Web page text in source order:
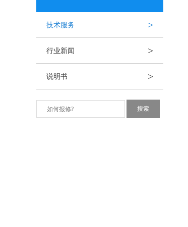
技术服务 >
行业新闻 >
说明书 >